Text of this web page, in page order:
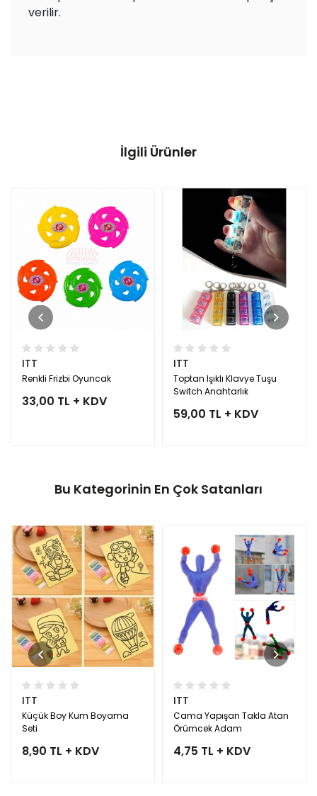
verilir.
İlgili Ürünler
ITT
Renkli Frizbi Oyuncak
33,00 TL + KDV
ITT
Toptan Işıklı Klavye Tuşu
Switch Anahtarlık
59,00 TL + KDV
Bu Kategorinin En Çok Satanları
ITT
Küçük Boy Kum Boyama
Seti
8,90 TL + KDV
ITT
Cama Yapışan Takla Atan
Örümcek Adam
4,75 TL + KDV